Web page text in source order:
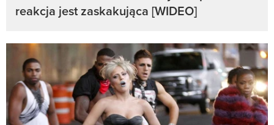
reakcja jest zaskakująca [WIDEO]